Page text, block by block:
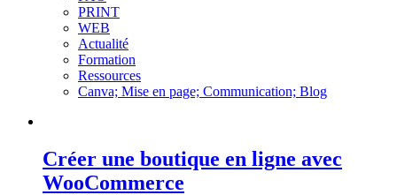
PRINT
WEB
Actualité
Formation
Ressources
Canva; Mise en page; Communication; Blog
Créer une boutique en ligne avec
WooCommerce